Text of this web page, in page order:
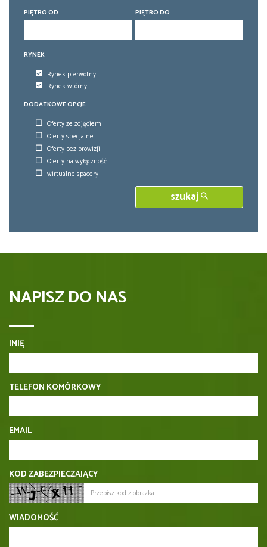
PIĘTRO OD PIĘTRO DO
RYNEK
Rynek pierwotny
Rynek wtórny
DODATKOWE OPCJE
Oferty ze zdjęciem
Oferty specjalne
Oferty bez prowizji
Oferty na wyłączność
wirtualne spacery
szukaj
NAPISZ DO NAS
IMIĘ
TELEFON KOMÓRKOWY
EMAIL
KOD ZABEZPIECZAJĄCY
WIADOMOŚĆ